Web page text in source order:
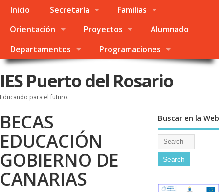
Inicio Secretaría
Familias
Orientación
Proyectos
Alumnado
Departamentos
Programaciones
IES Puerto del Rosario
Educando para el futuro.
BECAS
EDUCACIÓN
GOBIERNO DE
CANARIAS
Buscar en la Web